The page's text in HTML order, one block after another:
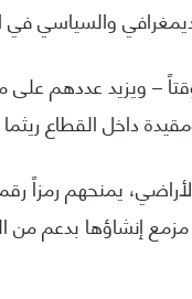
والسياسي في
ويزيد عددهم على
داخل القطاع ريثما
يمنحهم رمزاً
إنشاؤها بدعم من